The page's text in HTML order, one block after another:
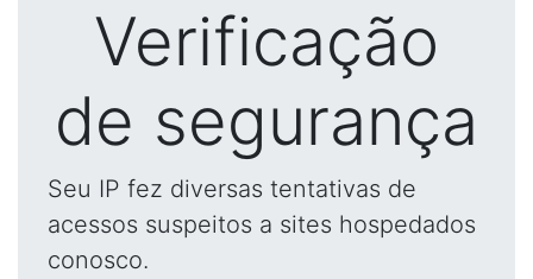
Verificação
de segurança
Seu IP fez diversas tentativas de
acessos suspeitos a sites hospedados
conosco.